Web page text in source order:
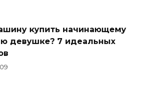
купить начинающему
девушке? 7 идеальных